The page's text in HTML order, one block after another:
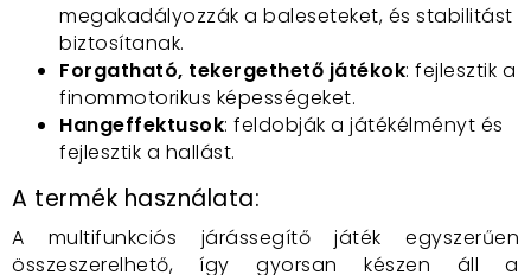
megakadályozzák a baleseteket, és stabilitást
biztosítanak.
Forgatható, tekergethető játékok: fejlesztik a
finommotorikus képességeket.
Hangeffektusok: feldobják a játékélményt és
fejlesztik a hallást.
A termék használata:
A multifunkciós járássegítő játék egyszerűen
összeszerelhető, így gyorsan készen áll a